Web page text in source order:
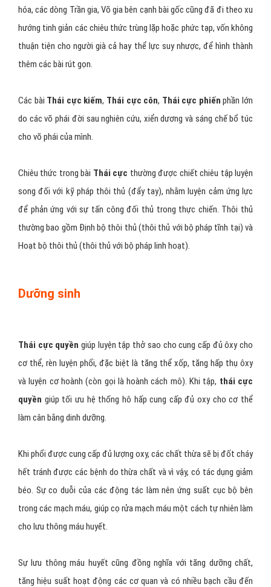
hóa, các dòng Trần gia, Võ gia bên cạnh bài gốc cũng đã đi theo xu
hướng tinh giản các chiêu thức trùng lặp hoặc phức tạp, vốn không
thuận tiện cho người già cả hay thể lực suy nhược, để hình thành
thêm các bài rút gọn.
Các bài Thái cực kiếm, Thái cực côn, Thái cực phiến phần lớn
do các võ phái đời sau nghiên cứu, xiển dương và sáng chế bổ túc
cho võ phái của mình.
Chiêu thức trong bài Thái cực thường được chiết chiêu tập luyện
song đối với kỹ pháp thôi thủ (đẩy tay), nhằm luyện cảm ứng lực
để phản ứng với sự tấn công đối thủ trong thực chiến. Thôi thủ
thường bao gồm Định bộ thôi thủ (thôi thủ với bộ pháp tĩnh tại) và
Hoạt bộ thôi thủ (thôi thủ với bộ pháp linh hoạt).
Dưỡng sinh
Thái cực quyền giúp luyện tập thở sao cho cung cấp đủ ôxy cho
cơ thể, rèn luyện phổi, đặc biệt là tăng thể xốp, tăng hấp thụ ôxy
và luyện cơ hoành (còn gọi là hoành cách mô). Khi tập, thái cực
quyền giúp tối ưu hệ thống hô hấp cung cấp đủ oxy cho cơ thể
làm cân bằng dinh dưỡng.
Khi phổi được cung cấp đủ lượng oxy, các chất thừa sẽ bị đốt cháy
hết tránh được các bệnh do thừa chất và vì vậy, có tác dụng giảm
béo. Sự co duỗi của các động tác làm nên ứng suất cục bộ bên
trong các mạch máu, giúp cọ rửa mạch máu một cách tự nhiên làm
cho lưu thông máu huyết.
Sự lưu thông máu huyết cũng đồng nghĩa với tăng dưỡng chất,
tăng hiệu suất hoạt động các cơ quan và có nhiều bạch cầu đến